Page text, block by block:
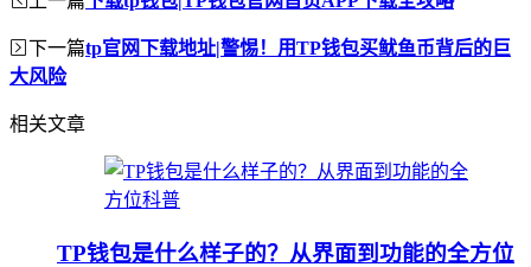
下一篇tp官网下载地址|警惕！用TP钱包买鱿鱼币背后的巨
大风险
相关文章
TP钱包是什么样子的？从界面到功能的全方位